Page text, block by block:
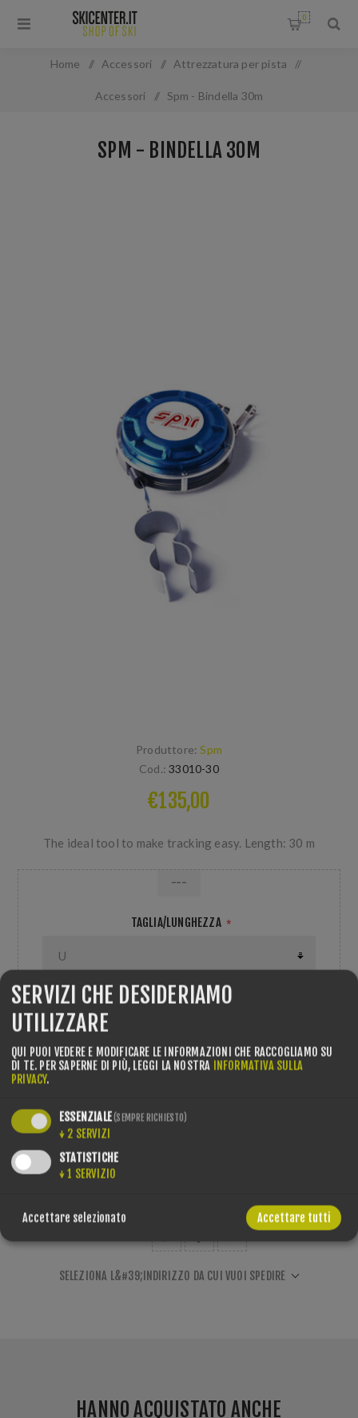
0
Home / Accessori / Attrezzatura per pista /
Accessori / Spm - Bindella 30m
SPM - BINDELLA 30M
Produttore: Spm
Cod.: 33010-30
€135,00
The ideal tool to make tracking easy. Length: 30 m
TAGLIA/LUNGHEZZA *
COLORE *
---
QUANTITÀ:
SELEZIONA L&#39;INDIRIZZO DA CUI VUOI SPEDIRE
HANNO ACQUISTATO ANCHE
SERVIZI CHE DESIDERIAMO
UTILIZZARE
QUI PUOI VEDERE E MODIFICARE LE INFORMAZIONI CHE RACCOGLIAMO SU
DI TE. PER SAPERNE DI PIÙ, LEGGI LA NOSTRA INFORMATIVA SULLA
PRIVACY.
ESSENZIALE(SEMPRE RICHIESTO)
↓ 2 SERVIZI
STATISTICHE
↓ 1 SERVIZIO
Accettare selezionato Accettare tutti